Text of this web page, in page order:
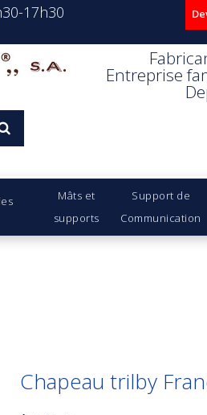
17h30
Entreprise
Mâts et
supports
Support de
Communication
Chapeau trilby